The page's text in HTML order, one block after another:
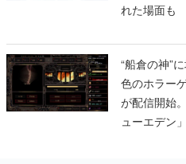
れた場面も
“船倉の神”
色のホラー
が配信開始
ューエデン
人間を増や